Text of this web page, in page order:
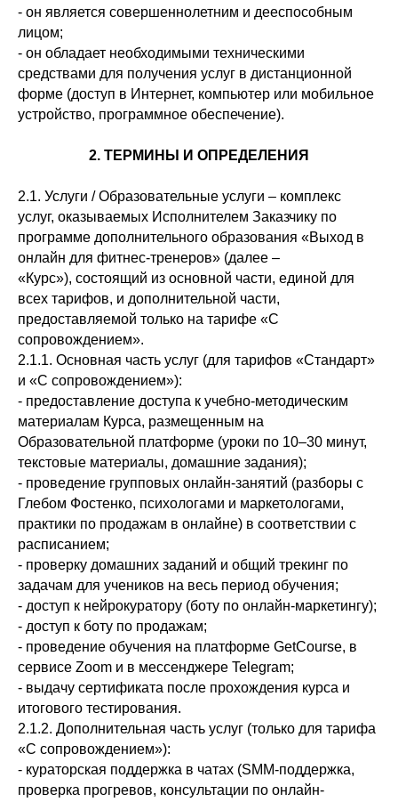
- он является совершеннолетним и дееспособным
лицом;
- он обладает необходимыми техническими
средствами для получения услуг в дистанционной
форме (доступ в Интернет, компьютер или мобильное
устройство, программное обеспечение).
2. ТЕРМИНЫ И ОПРЕДЕЛЕНИЯ
2.1. Услуги / Образовательные услуги – комплекс
услуг, оказываемых Исполнителем Заказчику по
программе дополнительного образования «Выход в
онлайн для фитнес-тренеров» (далее –
«Курс»), состоящий из основной части, единой для
всех тарифов, и дополнительной части,
предоставляемой только на тарифе «С
сопровождением».
2.1.1. Основная часть услуг (для тарифов «Стандарт»
и «С сопровождением»):
- предоставление доступа к учебно-методическим
материалам Курса, размещенным на
Образовательной платформе (уроки по 10–30 минут,
текстовые материалы, домашние задания);
- проведение групповых онлайн-занятий (разборы с
Глебом Фостенко, психологами и маркетологами,
практики по продажам в онлайне) в соответствии с
расписанием;
- проверку домашних заданий и общий трекинг по
задачам для учеников на весь период обучения;
- доступ к нейрокуратору (боту по онлайн-маркетингу);
- доступ к боту по продажам;
- проведение обучения на платформе GetCourse, в
сервисе Zoom и в мессенджере Telegram;
- выдачу сертификата после прохождения курса и
итогового тестирования.
2.1.2. Дополнительная часть услуг (только для тарифа
«С сопровождением»):
- кураторская поддержка в чатах (SMM-поддержка,
проверка прогревов, консультации по онлайн-